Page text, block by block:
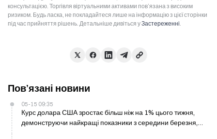
консультацією. Торгівля віртуальними активами пов’язана з високим
ризиком. Будь ласка, не покладайтеся лише на інформацію з цієї сторінки
під час прийняття рішень. Детальніше дивіться уЗастереженні.
Пов’язані новини
05-15 09:35
Курс долара США зростає більш ніж на 1% цього тижня,
демонструючи найкращі показники з середини березня,